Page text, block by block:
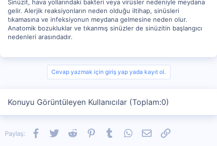
Sinüzit, hava yollarındaki bakteri veya virüsler nedeniyle meydana
gelir. Alerjik reaksiyonların neden olduğu iltihap, sinüsleri
tıkamasına ve infeksiyonun meydana gelmesine neden olur.
Anatomik bozukluklar ve tıkanmış sinüzler de sinüzitin başlangıcı
nedenleri arasındadır.
Cevap yazmak için giriş yap yada kayıt ol.
Konuyu Görüntüleyen Kullanıcılar (Toplam:0)
Paylaş: Facebook
TwitterReddit PinterestTumblrWhatsApp
E-postaLink